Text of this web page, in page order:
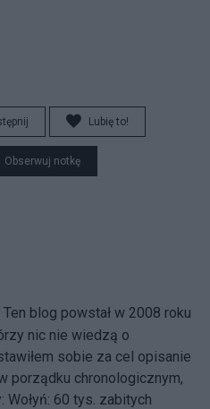
Lubię to!
Obserwuj notkę
Ten blog powstał w 2008 roku
nic nie wiedzą o
sobie za cel opisanie
porządku chronologicznym,
60 tys. zabitych